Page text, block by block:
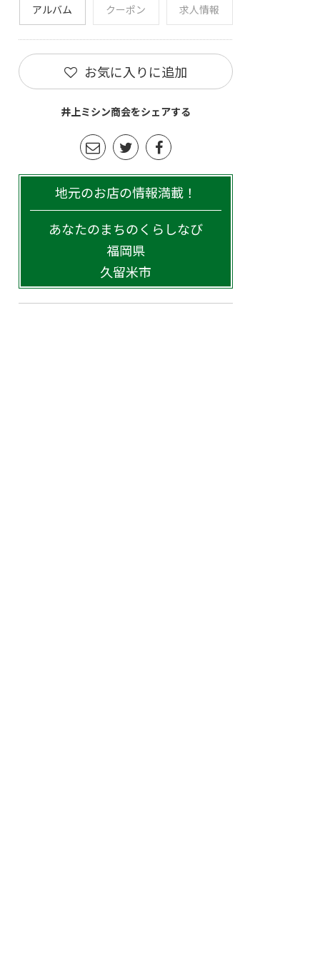
アルバム クーポン 求人情報
お気に入りに追加
井上ミシン商会をシェアする
地元のお店の情報満載！
あなたのまちのくらしなび
福岡県
久留米市